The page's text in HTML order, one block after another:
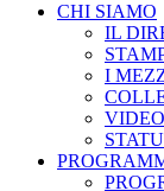
CHI SIAMO
IL
I